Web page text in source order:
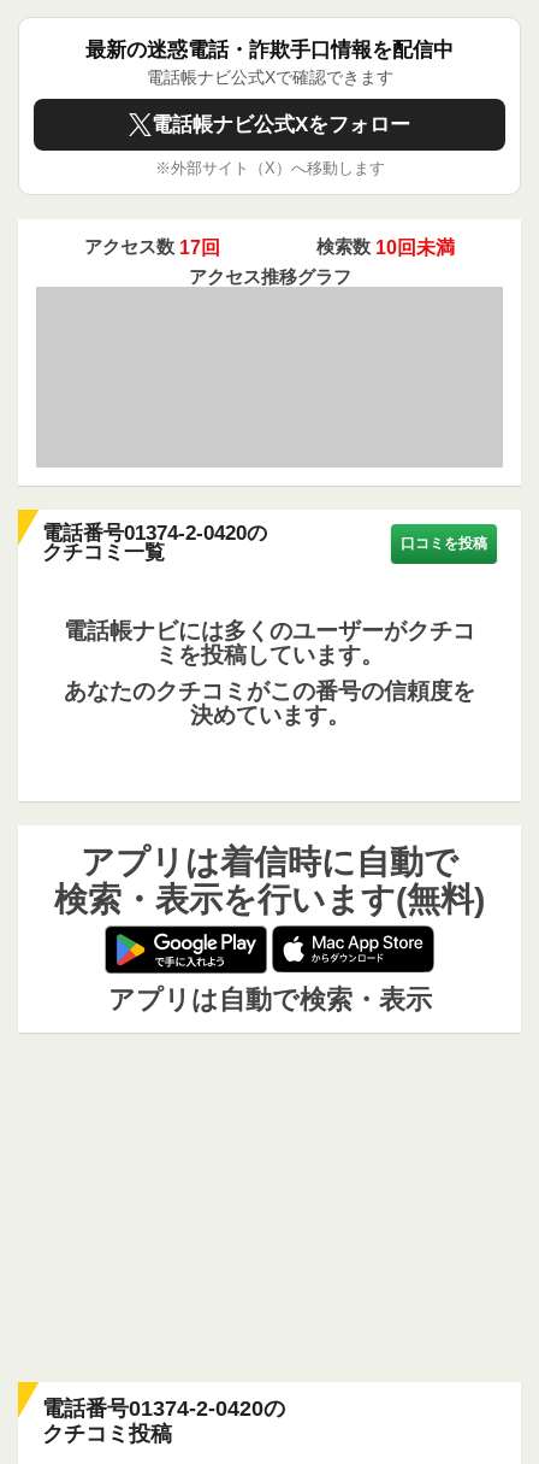
最新の迷惑電話・詐欺手口情報を配信中
電話帳ナビ公式Xで確認できます
電話帳ナビ公式Xをフォロー
※外部サイト（X）へ移動します
アクセス数 17回 検索数 10回未満
アクセス推移グラフ
電話番号01374-2-0420の
クチコミ一覧
口コミを投稿
電話帳ナビには多くのユーザーがクチコ
ミを投稿しています。
あなたのクチコミがこの番号の信頼度を
決めています。
アプリは着信時に自動で
検索・表示を行います(無料)
アプリは自動で検索・表示
電話番号01374-2-0420の
クチコミ投稿